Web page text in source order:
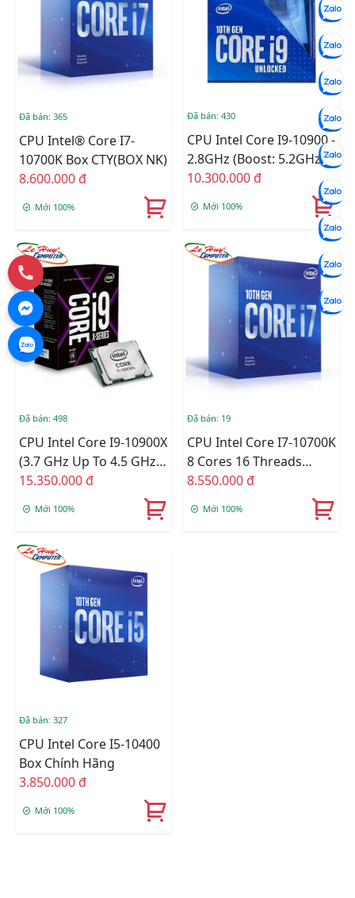
Đã bán: 365
CPU Intel® Core I7-
10700K Box CTY(BOX NK)
8.600.000 đ
Mới 100%
Đã bán: 430
CPU Intel Core I9-10900 -
2.8GHz (Boost: 5.2GHz)
BOX CÔNG TY
10.300.000 đ
Mới 100%
Đã bán: 498
CPU Intel Core I9-10900X
(3.7 GHz Up To 4.5 GHz/
10C20T/ 19.25MB/
15.350.000 đ
Mới 100%
Đã bán: 19
CPU Intel Core I7-10700K
8 Cores 16 Threads
(5.1Ghz) - 10th Gen
Compatible
8.550.000 đ
Mới 100%
Đã bán: 327
CPU Intel Core I5-10400
Box Chính Hãng
3.850.000 đ
Mới 100%